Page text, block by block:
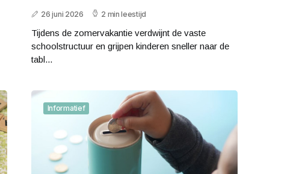
26 juni 2026 2 min leestijd
Tijdens de zomervakantie verdwijnt de vaste
schoolstructuur en grijpen kinderen sneller naar de
tabl...
Informatief